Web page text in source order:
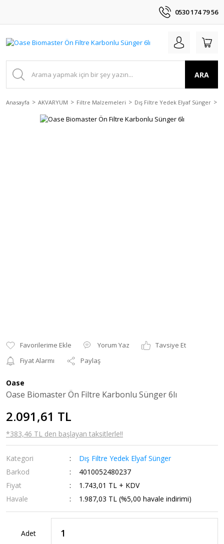
0530 174 79 56
ARA
Anasayfa AKVARYUM Filtre Malzemeleri Dış Filtre Yedek Elyaf Sünger
Yorum Yaz
Tavsiye Et
Fiyat Alarmı
Paylaş
Oase
Oase Biomaster Ön Filtre Karbonlu Sünger 6lı
2.091,61 TL
*383,46 TL den başlayan taksitlerle!!
Kategori
Dış Filtre Yedek Elyaf Sünger
Barkod
4010052480237
Fiyat
1.743,01 TL + KDV
Havale
1.987,03 TL (%5,00 havale indirimi)
Adet